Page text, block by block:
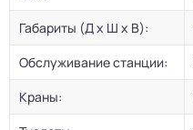
Габариты (Д х Ш х В):
Обслуживание станции:
Краны: